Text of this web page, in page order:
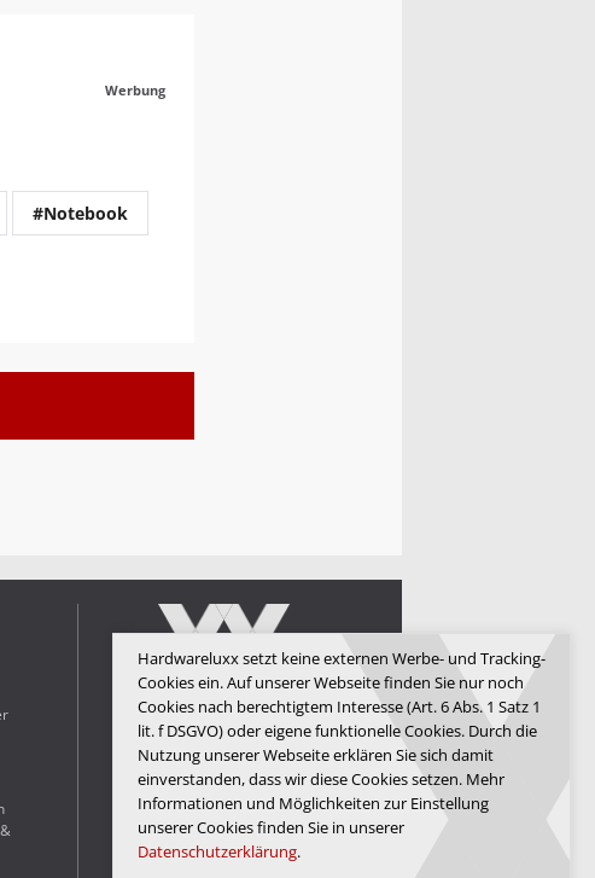
Werbung
#Notebook
Hardwareluxx setzt keine externen Werbe- und Tracking-
Cookies ein. Auf unserer Webseite finden Sie nur noch
Cookies nach berechtigtem Interesse (Art. 6 Abs. 1 Satz 1
lit. f DSGVO) oder eigene funktionelle Cookies. Durch die
Nutzung unserer Webseite erklären Sie sich damit
einverstanden, dass wir diese Cookies setzen. Mehr
Informationen und Möglichkeiten zur Einstellung
unserer Cookies finden Sie in unserer
Datenschutzerklärung.
Hardwareluxx Media GmbH
© Copyright 2026 Hardwareluxx
Media GmbH